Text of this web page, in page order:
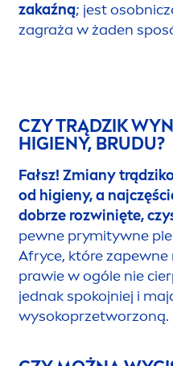
zakaźną; jest
zagraża w żaden